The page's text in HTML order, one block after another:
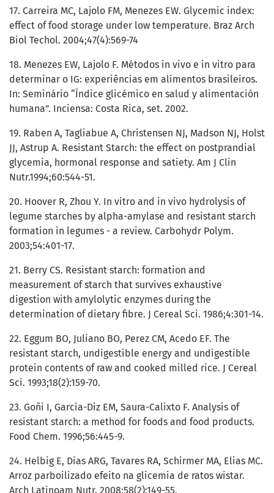
17. Carreira MC, Lajolo FM, Menezes EW. Glycemic index:
effect of food storage under low temperature. Braz Arch
Biol Techol. 2004;47(4):569-74
18. Menezes EW, Lajolo F. Métodos in vivo e in vitro para
determinar o IG: experiências em alimentos brasileiros.
In: Seminário “Índice glicémico en salud y alimentación
humana”. Inciensa: Costa Rica, set. 2002.
19. Raben A, Tagliabue A, Christensen NJ, Madson NJ, Holst
JJ, Astrup A. Resistant Starch: the effect on postprandial
glycemia, hormonal response and satiety. Am J Clin
Nutr.1994;60:544-51.
20. Hoover R, Zhou Y. In vitro and in vivo hydrolysis of
legume starches by alpha-amylase and resistant starch
formation in legumes - a review. Carbohydr Polym.
2003;54:401-17.
21. Berry CS. Resistant starch: formation and
measurement of starch that survives exhaustive
digestion with amylolytic enzymes during the
determination of dietary fibre. J Cereal Sci. 1986;4:301-14.
22. Eggum BO, Juliano BO, Perez CM, Acedo EF. The
resistant starch, undigestible energy and undigestible
protein contents of raw and cooked milled rice. J Cereal
Sci. 1993;18(2):159-70.
23. Goñi I, Garcia-Diz EM, Saura-Calixto F. Analysis of
resistant starch: a method for foods and food products.
Food Chem. 1996;56:445-9.
24. Helbig E, Dias ARG, Tavares RA, Schirmer MA, Elias MC.
Arroz parboilizado efeito na glicemia de ratos wistar.
Arch Latinoam Nutr. 2008;58(2);149-55.